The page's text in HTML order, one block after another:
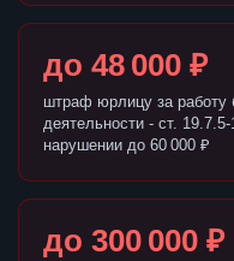
до 48 000 ₽
штраф юрлицу за работу
деятельности - ст.
нарушении до 60 000 ₽
до 300 000 ₽